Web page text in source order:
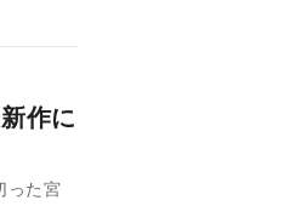
作に
った宮